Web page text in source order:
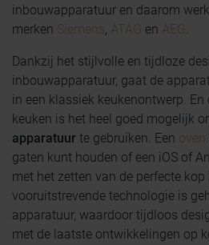
inbouwapparatuur en daarom
merken Siemens, ATAG en AEG.
Dankzij het stijlvolle en tijdloze
inbouwapparatuur, gaat de
in een klassiek keukenontwerp.
keuken is het heel goed mogelijk
apparatuur te gebruiken. Een oven
gaten kunt houden of een iOS of
met het zetten van de perfecte kop
vooruitstrevende technologie is
apparatuur, waardoor tijdloos
met de laatste ontwikkelingen op